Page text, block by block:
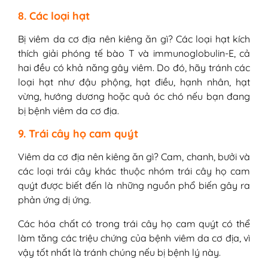
8. ​Các loại hạt
Bị viêm da cơ địa nên kiêng ăn gì? Các loại hạt kích
thích giải phóng tế bào T và immunoglobulin-E, cả
hai đều có khả năng gây viêm. Do đó, hãy tránh các
loại hạt như đậu phộng, hạt điều, hạnh nhân, hạt
vừng, hướng dương hoặc quả óc chó nếu bạn đang
bị bệnh viêm da cơ địa.
9. ​Trái cây họ cam quýt
Viêm da cơ địa nên kiêng ăn gì? Cam, chanh, bưởi và
các loại trái cây khác thuộc nhóm trái cây họ cam
quýt được biết đến là những nguồn phổ biến gây ra
phản ứng dị ứng.
Các hóa chất có trong trái cây họ cam quýt có thể
làm tăng các triệu chứng của bệnh viêm da cơ địa, vì
vậy tốt nhất là tránh chúng nếu bị bệnh lý này.